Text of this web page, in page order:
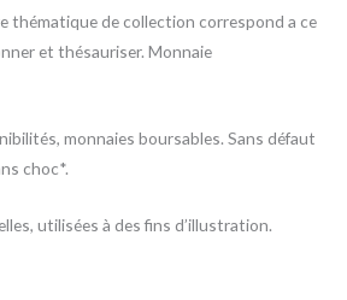
thématique de collection correspond a ce
et thésauriser. Monnaie
monnaies boursables. Sans défaut
choc*.
utilisées à des fins d’illustration.